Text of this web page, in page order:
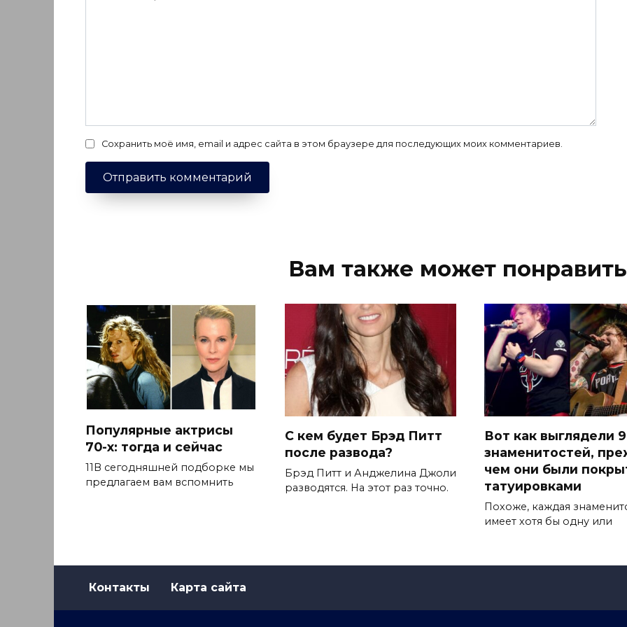
Сохранить моё имя, email и адрес сайта в этом браузере для последующих моих комментариев.
Вам также может
Популярные актрисы
70-х: тогда и сейчас
11В сегодняшней подборке мы
предлагаем вам вспомнить
С кем будет Брэд Питт
после развода?
Брэд Питт и Анджелина Джоли
разводятся. На этот раз точно.
Вот как выглядели 9
знаменитостей,
чем они были
татуировками
Похоже, каждая
имеет хотя бы одну или
Контакты Карта сайта